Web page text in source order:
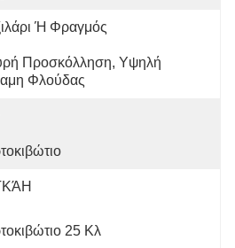
Ή Φραγμός
Προσκόλληση, Υψηλή
Φλούδας
25 Κλ